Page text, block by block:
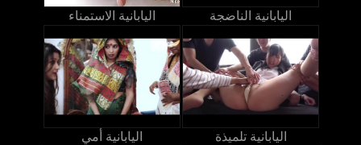
اليابانية الاستمناء اليابانية الناضجة
اليابانية أمي اليابانية تلميذة